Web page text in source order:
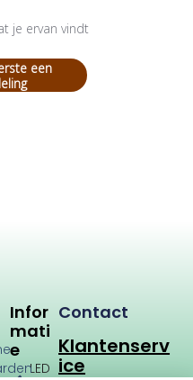
je ervan vindt
een
Infor
Mati
E
LED
Contact
Klantenserv
ice